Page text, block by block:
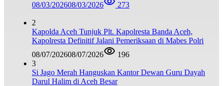
08/03/202608/03/2026 273
2
Kapolda Aceh Tunjuk Plt. Kapolresta Banda Aceh,
Kapolresta Definitif Jalani Pemeriksaan di Mabes Polri
08/07/202608/07/2026
196
3
Si Jago Merah Hanguskan Kantor Dewan Guru Dayah
Darul Halim di Aceh Besar